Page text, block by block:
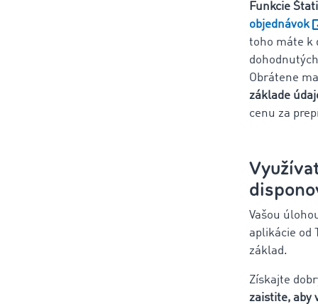
Funkcie
objednávok
toho máte k
Obrátene
základe
cenu za
Vašou
aplikácie od
základ.
Získajte
zaistite, aby